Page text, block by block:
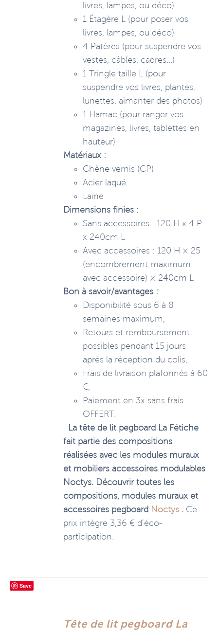
livres, lampes, ou déco)
1 Étagère L (pour poser vos
livres, lampes, ou déco)
4 Patères (pour suspendre vos
vestes, câbles, cadres...)
1 Tringle taille L (pour
suspendre vos livres, plantes,
lunettes, aimanter des photos)
1 Hamac (pour ranger vos
magazines, livres, tablettes en
hauteur)
Matériaux :
Chêne vernis (CP)
Acier laqué
Laine
Dimensions finies :
Sans accessoires : 120 H x 4 P
x 240cm L
Avec accessoires : 120 H × 25
(encombrement maximum
avec accessoire) × 240cm L
Bon à savoir/avantages :
Disponibilité sous 6 à 8
semaines maximum,
Retours et remboursement
possibles pendant 15 jours
après la réception du colis,
Frais de livraison plafonnés à 60
€,
Paiement en 3x sans frais
OFFERT.
La tête de lit pegboard La Fétiche
fait partie des compositions
réalisées avec les modules muraux
et mobiliers accessoires modulables
Noctys. Découvrir toutes les
compositions, modules muraux et
accessoires pegboard Noctys . Ce
prix intègre 3,36 € d’éco-
participation.
Save
Tête de lit pegboard La